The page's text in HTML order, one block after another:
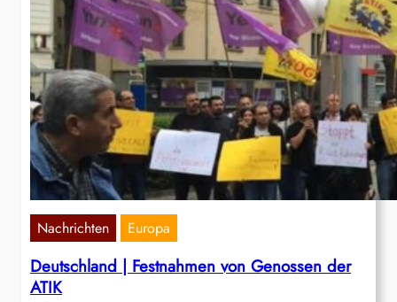
Nachrichten Europa
Deutschland‭ | ‬Festnahmen von Genossen der
ATIK